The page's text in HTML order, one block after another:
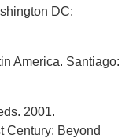
DC:
America. Santiago:
2001.
Century: Beyond